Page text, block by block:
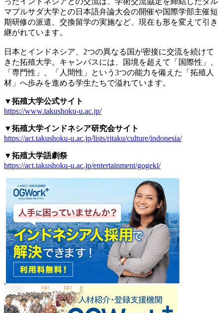
マプルサダ大学との日本語弁論大会の開催や国際学部主催短
期研修の派遣、交換留学の実施など、現在も形を変えて引き
継がれています。
日本とインドネシア、2つの異なる国が密接に交流を続けて
きた拓殖大学。キャンパスには、国境を超えて「国際性」、
「専門性」、「人間性」という3つの能力を備えた「拓殖人
材」へ歩みを進める学生たちで溢れています。
▼拓殖大学公式サイト
https://www.takushoku-u.ac.jp/
▼拓殖大学インドネシア研究会サイト
https://act.takushoku-u.ac.jp/lists/ritaku/culture/indonesia/
▼拓殖大学語劇祭
https://act.takushoku-u.ac.jp/entertainment/gogeki/